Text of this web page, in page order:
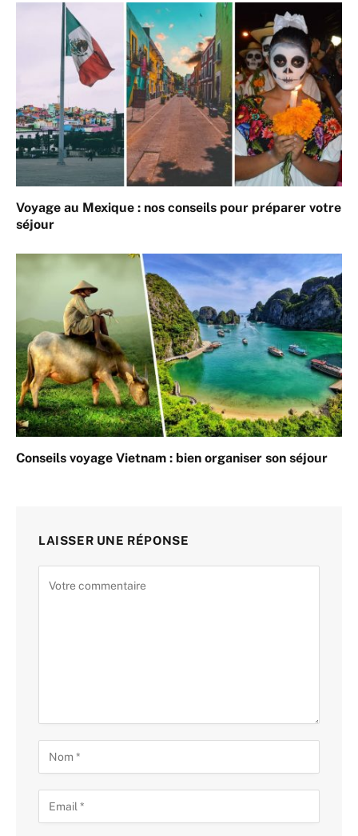
Voyage au Mexique : nos conseils pour préparer votre
séjour
Conseils voyage Vietnam : bien organiser son séjour
LAISSER UNE RÉPONSE